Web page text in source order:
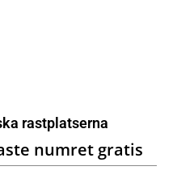
rastplatserna
numret gratis